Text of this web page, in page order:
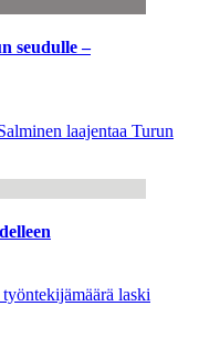
seudulle –
laajentaa Turun
laski